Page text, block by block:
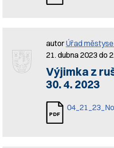
autorÚřad
21. dubna 2023 do
Výjimka z
30. 4. 2023